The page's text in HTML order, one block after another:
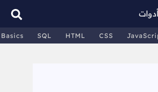
أدوات
SQL HTML CSS